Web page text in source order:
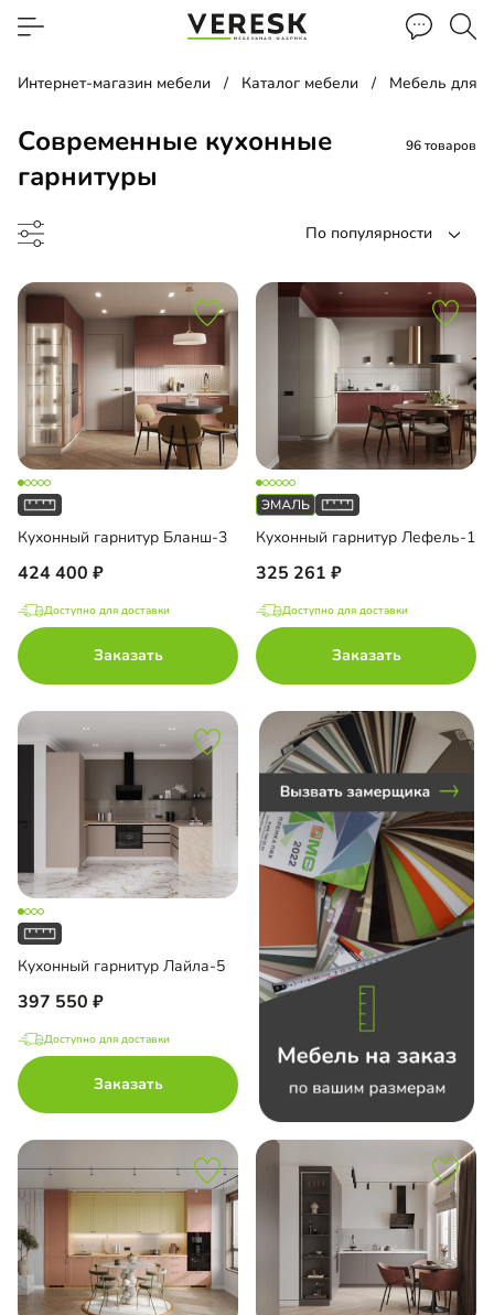
Интернет-магазин мебели Каталог мебели Мебель для
Современные кухонные
гарнитуры
96 товаров
По популярности
до
пленкой ПВХ
Кухонный гарнитур Бланш-3
424 400
Доступно для доставки
Заказать
Кухонный гарнитур Лефель-1
325 261
Доступно для доставки
Заказать
Кухонный гарнитур Лайла-5
397 550
Доступно для доставки
Заказать